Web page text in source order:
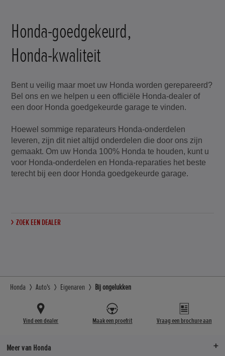
Honda-goedgekeurd,
Honda-kwaliteit
Bent u veilig maar moet uw Honda worden gerepareerd?
Bel ons en we helpen u een officiële Honda-dealer of
een door Honda goedgekeurde garage te vinden.
Hoewel sommige reparateurs Honda-onderdelen
leveren, zijn dit niet altijd onderdelen die door ons zijn
gemaakt. Om uw Honda 100% Honda te houden, kunt u
voor Honda-onderdelen en Honda-reparaties het beste
terecht bij een door Honda goedgekeurde garage.
ZOEK EEN DEALER
Honda Auto's Eigenaren Bij ongelukken
Vind een dealer Maak een proefrit Vraag een brochure aan
Meer van Honda